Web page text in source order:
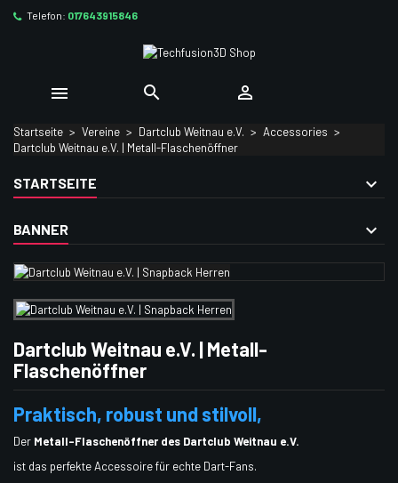
Telefon: 017643915846
  
Startseite Vereine Dartclub Weitnau e.V.
Accessories
Dartclub Weitnau e.V. | Metall-Flaschenöffner
STARTSEITE
BANNER
Dartclub Weitnau e.V. | Metall-
Flaschenöffner
Praktisch, robust und stilvoll,
Der Metall-Flaschenöffner des Dartclub Weitnau e.V.
ist das perfekte Accessoire für echte Dart-Fans.
add_circle_outline
((label))
hinzufügen zu können.
((cancelText))